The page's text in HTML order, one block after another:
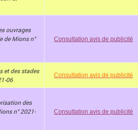
ouvrages
de Mions n°
Consultation avis de publicité
et des stades
06
Consultation avis de publicité
des
n° 2021-
Consultation avis de publicité